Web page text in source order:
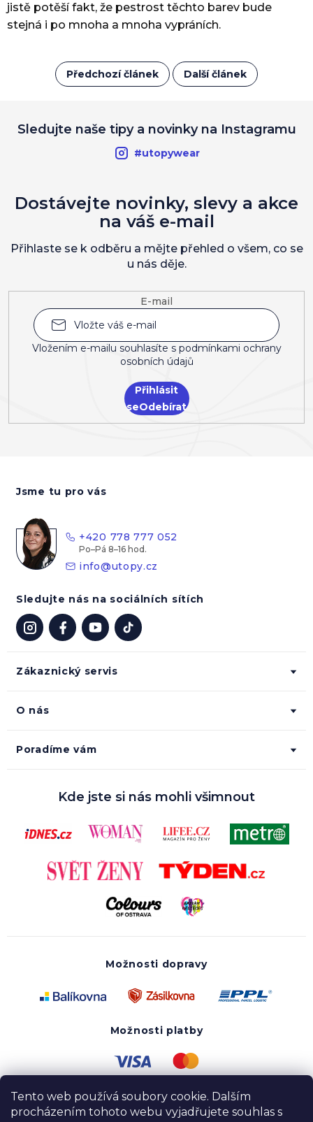
Tento web používá soubory cookie. Dalším
procházením tohoto webu vyjadřujete souhlas s
jistě potěší fakt, že pestrost těchto barev bude
stejná i po mnoha a mnoha vypráních.
Předchozí článek Další článek
Sledujte naše tipy a novinky na Instagramu
#utopywear
E-mail
Vložením e-mailu souhlasíte s podmínkami ochrany
osobních údajů
Přihlásit
se
Dostávejte novinky, slevy a akce
na váš e-mail
Přihlaste se k odběru a mějte přehled o všem, co se
u nás děje.
Zákaznický servis
O nás
Poradíme vám
Jsme tu pro vás
+420 778 777 052
info@utopy.cz
Sledujte nás na sociálních sítích
Kde jste si nás mohli všimnout
Možnosti dopravy
Možnosti platby